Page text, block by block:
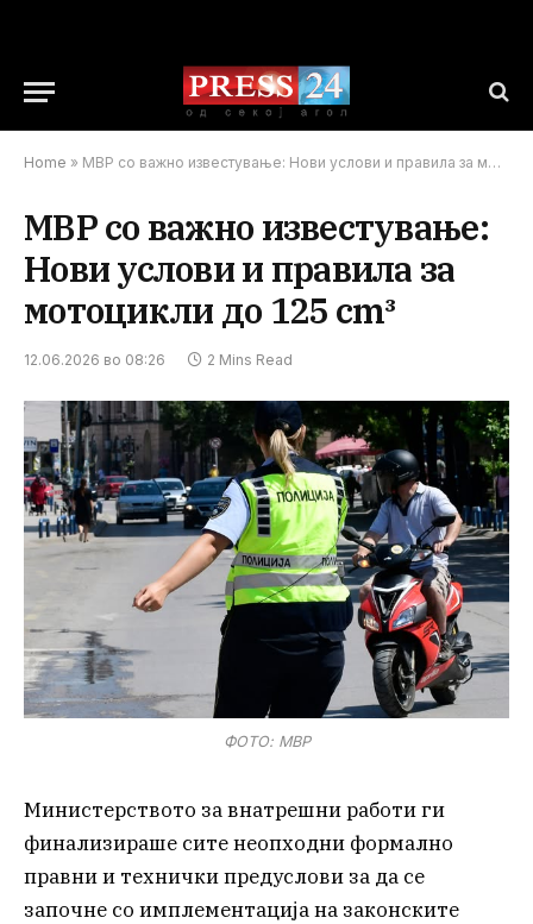
Home » МВР со важно известување: Нови услови и правила за мотоцикли до 125 cm³
МВР со важно известување:
Нови услови и правила за
мотоцикли до 125 cm³
12.06.2026 во 08:26 2 Mins Read
ФОТО: МВР
Министерството за внатрешни работи ги
финализираше сите неопходни формално
правни и технички предуслови за да се
започне со имплементација на законските